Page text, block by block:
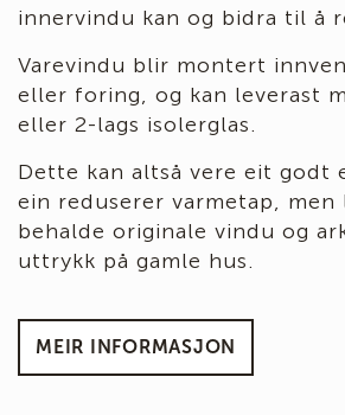
innervindu kan og bidra til å
Varevindu blir montert
eller foring, og kan leverast
eller 2-lags isolerglas.
Dette kan altså vere eit godt
ein reduserer varmetap, men
behalde originale vindu og
uttrykk på gamle hus.
MEIR INFORMASJON